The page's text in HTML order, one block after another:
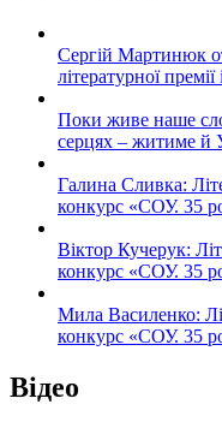
Сергій Мартинюк
літературної
Поки живе наше
серцях – житиме й
Галина Сливка:
конкурс «СОУ. 35
Віктор Кучерук:
конкурс «СОУ. 35
Мила Василенко:
конкурс «СОУ. 35
Відео